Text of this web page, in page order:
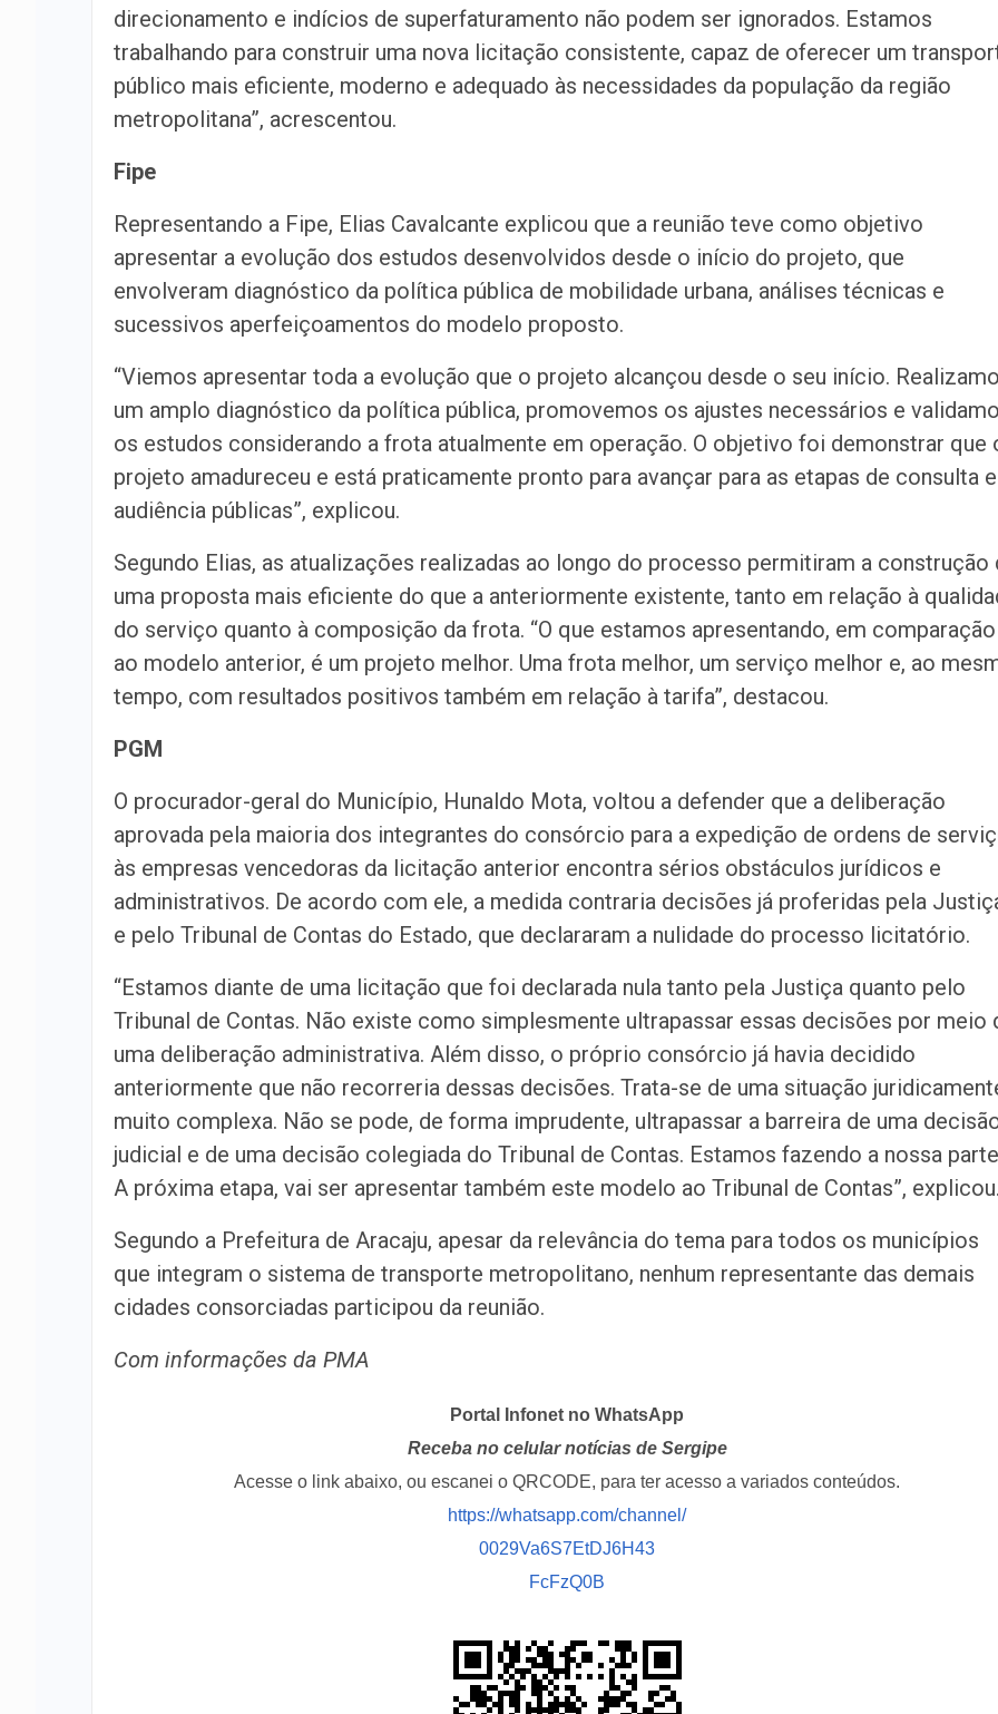
direcionamento e indícios de superfaturamento não podem ser ignorados. Estamos
trabalhando para construir uma nova licitação consistente, capaz de oferecer um
público mais eficiente, moderno e adequado às necessidades da população da região
metropolitana”, acrescentou.
Fipe
Representando a Fipe, Elias Cavalcante explicou que a reunião teve como objetivo
apresentar a evolução dos estudos desenvolvidos desde o início do projeto, que
envolveram diagnóstico da política pública de mobilidade urbana, análises técnicas e
sucessivos aperfeiçoamentos do modelo proposto.
“Viemos apresentar toda a evolução que o projeto alcançou desde o seu início.
um amplo diagnóstico da política pública, promovemos os ajustes necessários e
os estudos considerando a frota atualmente em operação. O objetivo foi demonstrar que
projeto amadureceu e está praticamente pronto para avançar para as etapas de consulta e
audiência públicas”, explicou.
Segundo Elias, as atualizações realizadas ao longo do processo permitiram a construção
uma proposta mais eficiente do que a anteriormente existente, tanto em relação à
do serviço quanto à composição da frota. “O que estamos apresentando, em comparação
ao modelo anterior, é um projeto melhor. Uma frota melhor, um serviço melhor e, ao
tempo, com resultados positivos também em relação à tarifa”, destacou.
PGM
O procurador-geral do Município, Hunaldo Mota, voltou a defender que a deliberação
aprovada pela maioria dos integrantes do consórcio para a expedição de ordens de
às empresas vencedoras da licitação anterior encontra sérios obstáculos jurídicos e
administrativos. De acordo com ele, a medida contraria decisões já proferidas pela
e pelo Tribunal de Contas do Estado, que declararam a nulidade do processo licitatório.
“Estamos diante de uma licitação que foi declarada nula tanto pela Justiça quanto pelo
Tribunal de Contas. Não existe como simplesmente ultrapassar essas decisões por meio
uma deliberação administrativa. Além disso, o próprio consórcio já havia decidido
anteriormente que não recorreria dessas decisões. Trata-se de uma situação
muito complexa. Não se pode, de forma imprudente, ultrapassar a barreira de uma
judicial e de uma decisão colegiada do Tribunal de Contas. Estamos fazendo a nossa
A próxima etapa, vai ser apresentar também este modelo ao Tribunal de Contas”, explicou.
Segundo a Prefeitura de Aracaju, apesar da relevância do tema para todos os municípios
que integram o sistema de transporte metropolitano, nenhum representante das demais
cidades consorciadas participou da reunião.
Com informações da PMA
Portal Infonet no WhatsApp
Receba no celular notícias de Sergipe
Acesse o link abaixo, ou escanei o QRCODE, para ter acesso a variados conteúdos.
https://whatsapp.com/channel/
0029Va6S7EtDJ6H43
FcFzQ0B